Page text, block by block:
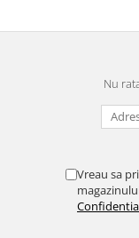
Nu
Vreau sa